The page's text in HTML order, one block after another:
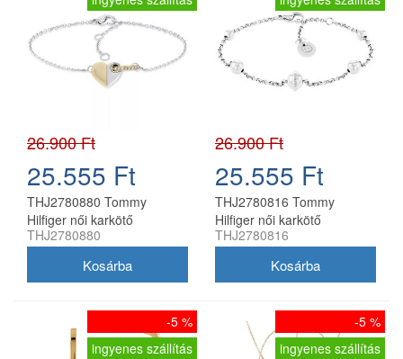
26.900 Ft
25.555 Ft
THJ2780880 Tommy
Hilfiger női karkötő
THJ2780880
26.900 Ft
25.555 Ft
THJ2780816 Tommy
Hilfiger női karkötő
THJ2780816
-5 %
ingyenes szállítás
-5 %
ingyenes szállítás